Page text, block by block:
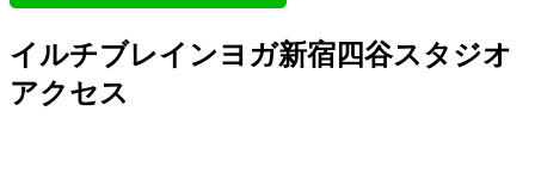
イルチブレインヨガ新宿四谷スタジオ
アクセス